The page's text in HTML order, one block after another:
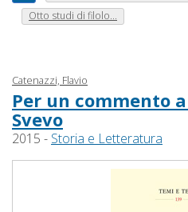
Otto studi di filolo...
Catenazzi, Flavio
Per un commento
Svevo
2015 - Storia e Letteratura